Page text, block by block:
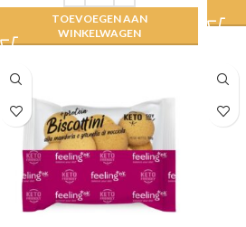
TOEVOEGEN AAN
WINKELWAGEN